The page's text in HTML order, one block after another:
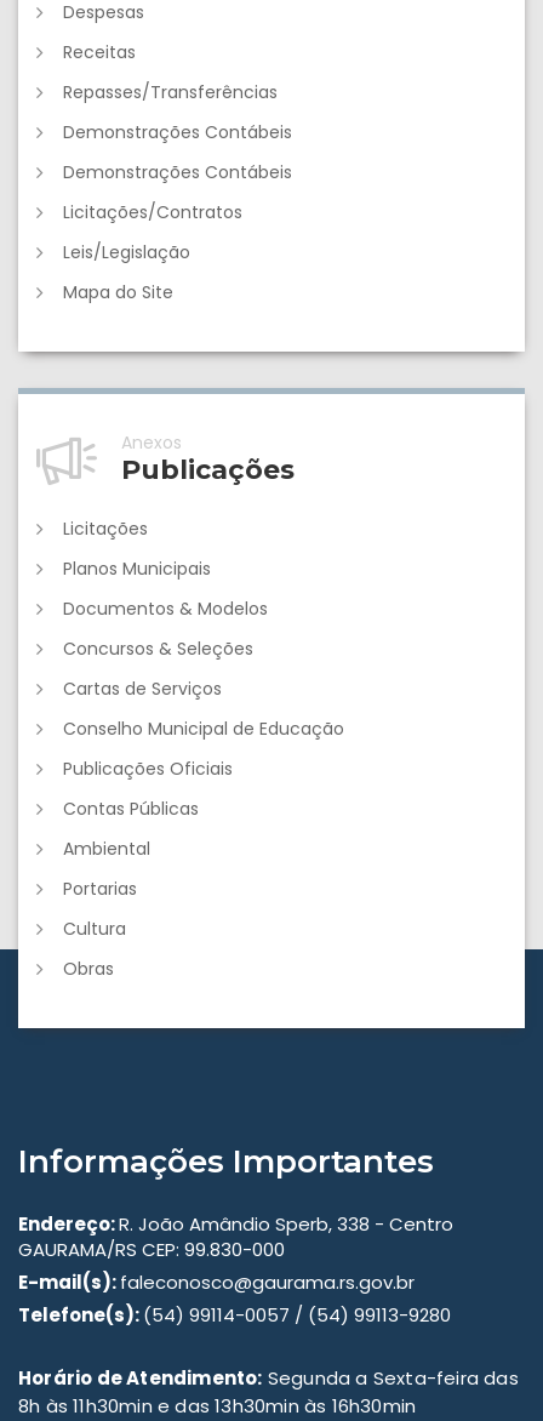
Despesas
Receitas
Repasses/Transferências
Demonstrações Contábeis
Demonstrações Contábeis
Licitações/Contratos
Leis/Legislação
Mapa do Site
Anexos
Publicações
Licitações
Planos Municipais
Documentos & Modelos
Concursos & Seleções
Cartas de Serviços
Conselho Municipal de Educação
Publicações Oficiais
Contas Públicas
Ambiental
Portarias
Cultura
Obras
Informações Importantes
Endereço:R. João Amândio Sperb, 338 - Centro
GAURAMA/RS CEP: 99.830-000
E-mail(s):faleconosco@gaurama.rs.gov.br
Telefone(s):(54) 99114-0057 / (54) 99113-9280
Horário de Atendimento: Segunda a Sexta-feira das
8h às 11h30min e das 13h30min às 16h30min